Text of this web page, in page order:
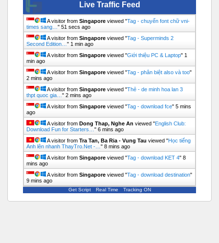
Live Traffic Feed
A visitor from Singapore viewed "Tag - chuyển font chữ vni-
times sang… " 52 secs ago
A visitor from Singapore viewed "Tag - Superminds 2
Second Edition… " 1 min ago
A visitor from Singapore viewed "Giới thiệu PC & Laptop" 1
min ago
A visitor from Singapore viewed "Tag - phân biệt also và too"
2 mins ago
A visitor from Singapore viewed "Thẻ - de minh hoa lan 3
thpt quoc gia… " 2 mins ago
A visitor from Singapore viewed "Tag - download fce" 5 mins
ago
A visitor from Dong Thap, Nghe An viewed "English Club:
Download Fun for Starters… " 6 mins ago
A visitor from Tra Tan, Ba Ria - Vung Tau viewed "Học tiếng
Anh lên nhanh ThayTro.Net -… " 8 mins ago
A visitor from Singapore viewed "Tag - download KET 4" 8
mins ago
A visitor from Singapore viewed "Tag - download destination"
9 mins ago
Get Script Real Time Tracking ON